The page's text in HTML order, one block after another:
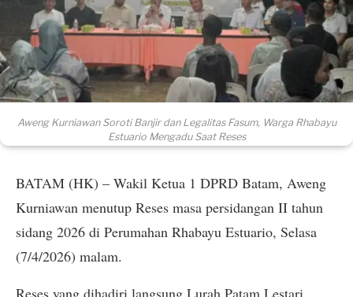
Aweng Kurniawan Soroti Banjir dan Legalitas Fasum, Warga Rhabayu
Estuario Mengadu Saat Reses
BATAM (HK) – Wakil Ketua 1 DPRD Batam, Aweng
Kurniawan menutup Reses masa persidangan II tahun
sidang 2026 di Perumahan Rhabayu Estuario, Selasa
(7/4/2026) malam.
Reses yang dihadiri langsung Lurah Patam Lestari